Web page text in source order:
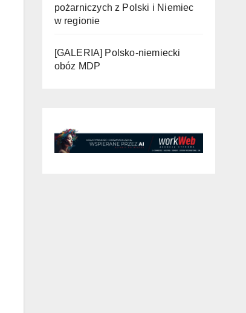
pożarniczych z Polski i Niemiec
w regionie
[GALERIA] Polsko-niemiecki
obóz MDP